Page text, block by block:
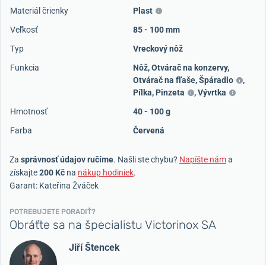
Materiál črienky
Plast
Veľkosť
85 - 100 mm
Typ
Vreckový nôž
Funkcia
Nôž,Otvárač na konzervy,
Otvárač na fľaše,Špáradlo
,
Pílka, Pinzeta ,Vývrtka
Hmotnosť
40 - 100 g
Farba
Červená
Za správnosť údajov ručíme. Našli ste chybu? Napíšte náma
získajte200 Kč na nákup hodiniek.
Garant: Kateřina Žváček
POTREBUJETE PORADIŤ?
Obráťte sa na špecialistu Victorinox SA
Jiří Štencek